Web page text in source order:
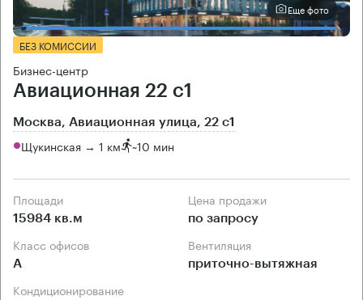
Еще фото
БЕЗ КОМИССИИ
Бизнес-центр
Авиационная 22 с1
Москва, Авиационная улица, 22 с1
Щукинская → 1 км ~10 мин
Площади
15984 кв.м
Цена продажи
по запросу
Класс офисов
А
Вентиляция
приточно-вытяжная
Кондиционирование